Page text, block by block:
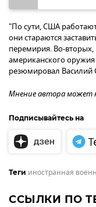
"По сути, США
они стараются
перемирия. Во-
американского
резюмировал Василий
Мнение автора может
Подписывайтесь на
Теги иностранная
ССЫЛКИ ПО